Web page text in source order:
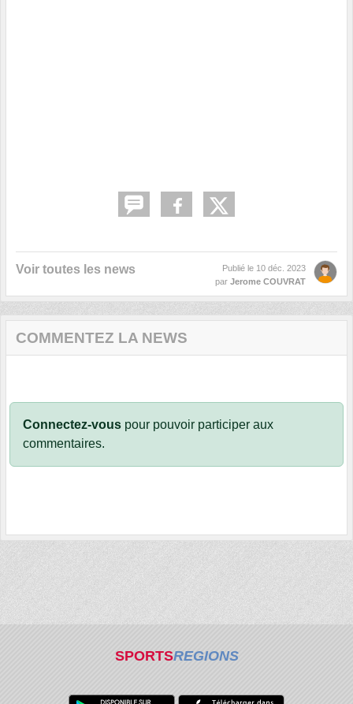
Voir toutes les news Publié le 10 déc. 2023
par Jerome COUVRAT
COMMENTEZ LA NEWS
Connectez-vous pour pouvoir participer aux
commentaires.
SPORTSREGIONS